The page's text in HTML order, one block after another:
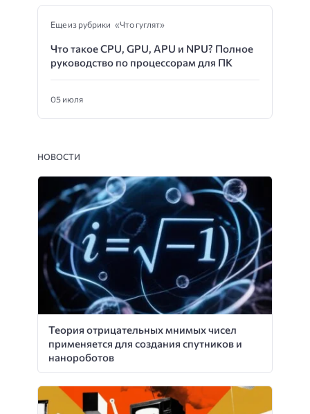
Еще из рубрики «Что гуглят»
Что такое CPU, GPU, APU и NPU? Полное
руководство по процессорам для ПК
05 июля
НОВОСТИ
Теория отрицательных мнимых чисел
применяется для создания спутников и
нанороботов